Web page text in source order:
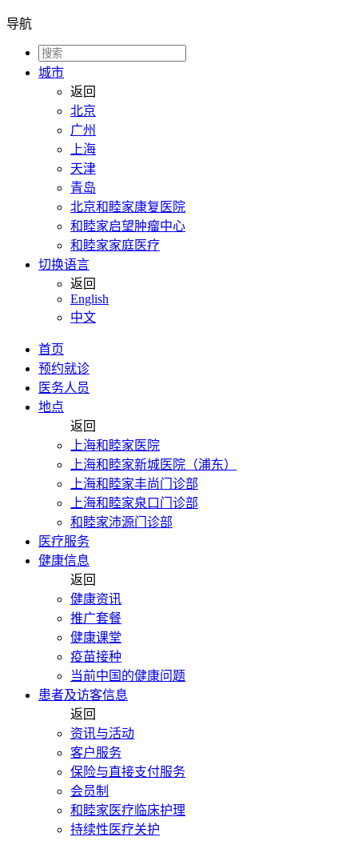
导航
城市
返回
北京
广州
上海
天津
青岛
北京和睦家康复医院
和睦家启望肿瘤中心
和睦家家庭医疗
切换语言
返回
English
中文
首页
预约就诊
医务人员
地点
返回
上海和睦家医院
上海和睦家新城医院（浦东）
上海和睦家丰尚门诊部
上海和睦家泉口门诊部
和睦家沛源门诊部
医疗服务
健康信息
返回
健康资讯
推广套餐
健康课堂
疫苗接种
当前中国的健康问题
患者及访客信息
返回
资讯与活动
客户服务
保险与直接支付服务
会员制
和睦家医疗临床护理
持续性医疗关护